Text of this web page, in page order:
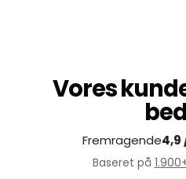
Vores
Fremragende4,9
Baseret på